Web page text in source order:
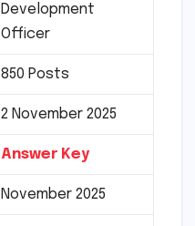
Development
Officer
850 Posts
2 November 2025
Answer Key
November 2025